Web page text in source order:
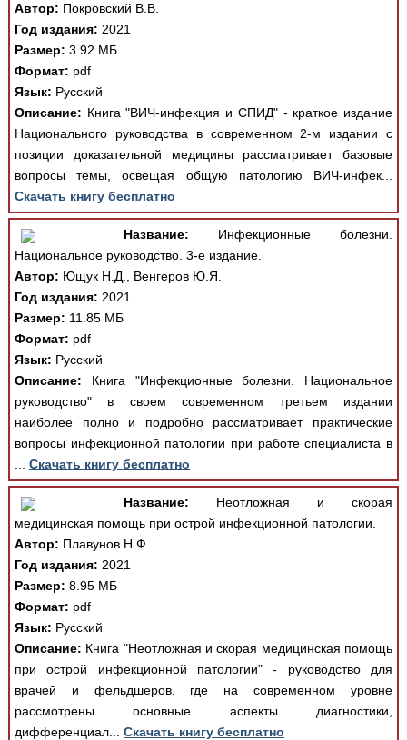
Автор: Покровский В.В.
Год издания: 2021
Размер: 3.92 МБ
Формат: pdf
Язык: Русский
Описание: Книга "ВИЧ-инфекция и СПИД" - краткое издание
Национального руководства в современном 2-м издании с
позиции доказательной медицины рассматривает базовые
вопросы темы, освещая общую патологию ВИЧ-инфек...
Скачать книгу бесплатно
Название: Инфекционные болезни.
Национальное руководство. 3-е издание.
Автор: Ющук Н.Д., Венгеров Ю.Я.
Год издания: 2021
Размер: 11.85 МБ
Формат: pdf
Язык: Русский
Описание: Книга "Инфекционные болезни. Национальное
руководство" в своем современном третьем издании
наиболее полно и подробно рассматривает практические
вопросы инфекционной патологии при работе специалиста в
Скачать книгу бесплатно
Название: Неотложная и скорая
медицинская помощь при острой инфекционной патологии.
Автор: Плавунов Н.Ф.
Год издания: 2021
Размер: 8.95 МБ
Формат: pdf
Язык: Русский
Описание: Книга "Неотложная и скорая медицинская помощь
при острой инфекционной патологии" - руководство для
врачей и фельдшеров, где на современном уровне
рассмотрены основные аспекты диагностики,
дифференциал... Скачать книгу бесплатно